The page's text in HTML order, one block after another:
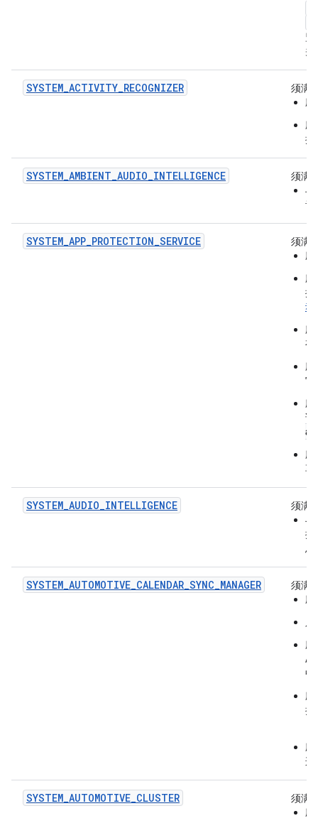
监
并
SYSTEM_ACTIVITY_RECOGNIZER
须满
应
控
SYSTEM_AMBIENT_AUDIO_INTELLIGENCE
须满
与
音
SYSTEM_APP_PROTECTION_SERVICE
须满
应
应
据
动
有
它
应
话
应
享
SYSTEM_AUDIO_INTELLIGENCE
须满
与
提
息
SYSTEM_AUTOMOTIVE_CALENDAR_SYNC_MANAGER
须满
应
只
中
应
择
应
连
SYSTEM_AUTOMOTIVE_CLUSTER
须满